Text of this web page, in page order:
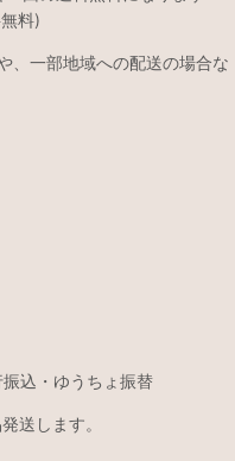
料)
、一部地域への配送の場合な
込・ゆうちょ振替
送します。